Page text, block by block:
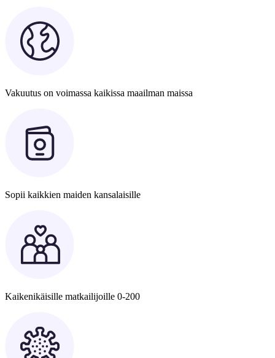
Vakuutus on voimassa kaikissa maailman maissa
Sopii kaikkien maiden kansalaisille
Kaikenikäisille matkailijoille 0-200